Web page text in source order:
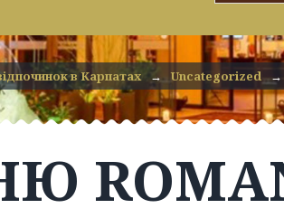
в Карпатах → Uncategorized →